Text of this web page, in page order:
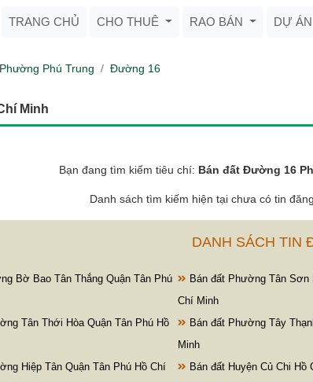
TRANG CHỦ CHO THUÊ RAO BÁN DỰ ÁN
Phường Phú Trung Đường 16
Minh
Bạn đang tìm kiếm tiêu chí: Bán đất Đường 16
Danh sách tìm kiếm hiện tại chưa có tin
DANH SÁCH TIN
Bờ Bao Tân Thắng Quận Tân Phú
Bán đất Phường Tân Sơn
Chí Minh
Tân Thới Hòa Quận Tân Phú Hồ
Bán đất Phường Tây
Minh
Hiệp Tân Quận Tân Phú Hồ Chí
Bán đất Huyện Củ Chi Hồ